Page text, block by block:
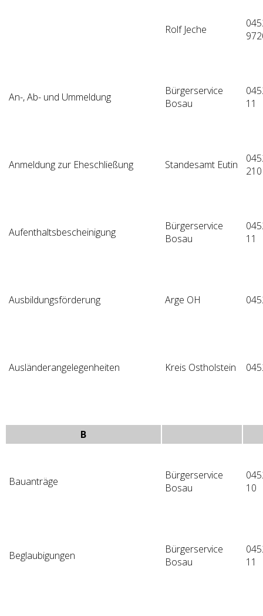
Rolf Jeche
An-, Ab- und Ummeldung
Bürgerservice
Bosau
11
Anmeldung zur Eheschließung Standesamt Eutin
210
Aufenthaltsbescheinigung
Bürgerservice
Bosau
11
Ausbildungsförderung Arge OH
Ausländerangelegenheiten Kreis Ostholstein
B
Bauanträge
Bürgerservice
Bosau
10
Beglaubigungen
Bürgerservice
Bosau
11